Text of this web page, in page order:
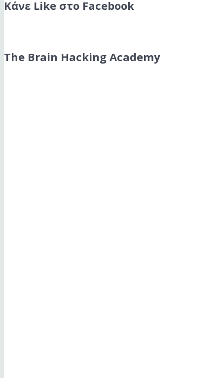
Κάνε Like στο Facebook
The Brain Hacking Academy